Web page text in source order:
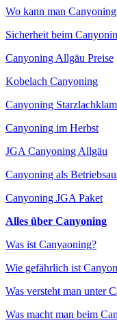
Wo kann man
Sicherheit beim
Canyoning Allgäu Preise
Kobelach Canyoning
Canyoning
Canyoning im Herbst
JGA Canyoning Allgäu
Canyoning als
Canyoning JGA Paket
Alles über Canyoning
Was ist Canyaoning?
Wie gefährlich ist
Was versteht man unter
Was macht man beim